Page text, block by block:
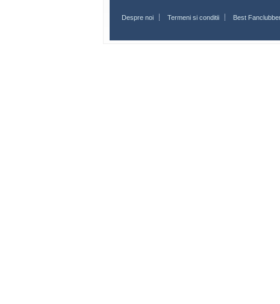
Despre noi Termeni si conditii Best